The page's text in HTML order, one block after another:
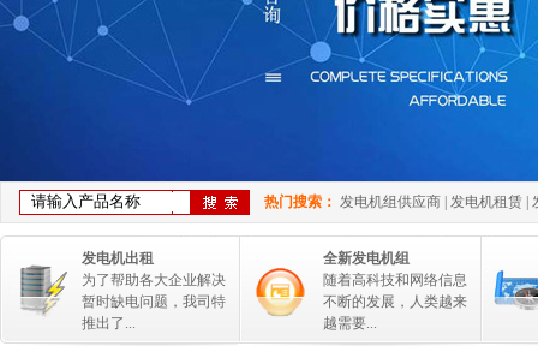
热门搜索： 发电机组供应商 发电机租赁
发电机出租
为了帮助各大企业解决
暂时缺电问题，我司特
推出了...
全新发电机组
随着高科技和网络信息
不断的发展，人类越来
越需要...